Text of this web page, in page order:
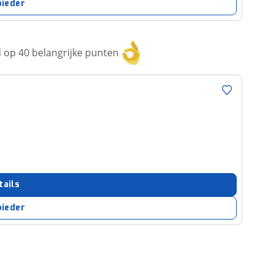
40 belangrijke punten